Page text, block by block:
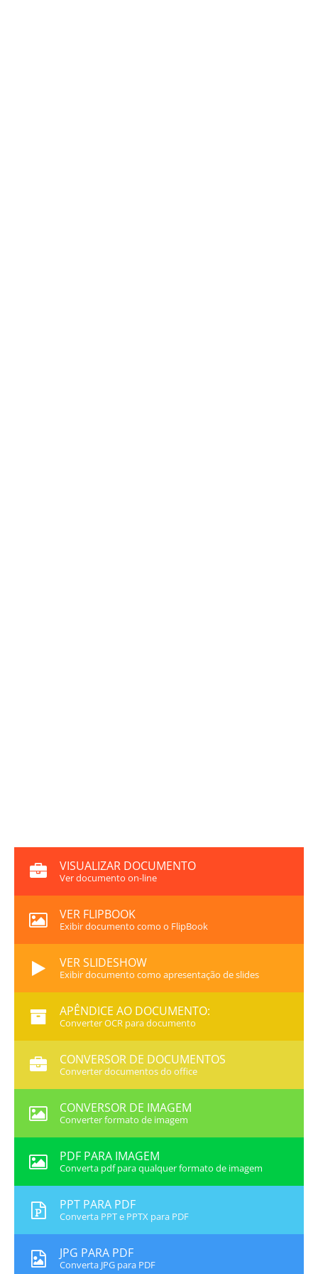
VISUALIZAR DOCUMENTO
Ver documento on-line
VER FLIPBOOK
Exibir documento como o FlipBook
VER SLIDESHOW
Exibir documento como apresentação de slides
APÊNDICE AO DOCUMENTO:
Converter OCR para documento
CONVERSOR DE DOCUMENTOS
Converter documentos do office
CONVERSOR DE IMAGEM
Converter formato de imagem
PDF PARA IMAGEM
Converta pdf para qualquer formato de imagem
PPT PARA PDF
Converta PPT e PPTX para PDF
JPG PARA PDF
Converta JPG para PDF